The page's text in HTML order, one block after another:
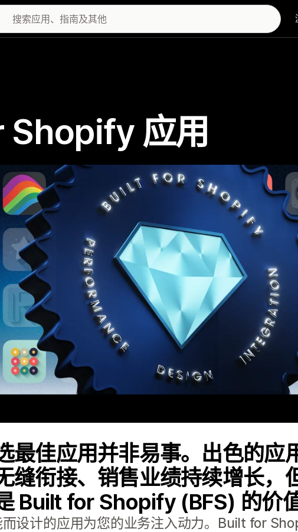
Shopify 应用
最佳应用并非易事。出色的应
缝衔接、销售业绩持续增长，
Built for Shopify (BFS) 的价
设计的应用为您的业务注入动力。Built for